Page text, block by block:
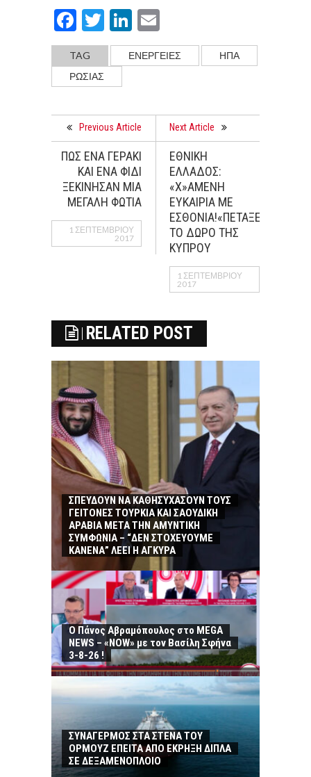
Facebook
TwitterLinkedIn
TAG ΕΝΕΡΓΕΙΕΣ
ΗΠΑ
ΡΩΣΙΑΣ
Previous Article
ΠΩΣ ΕΝΑ ΓΕΡΑΚΙ
ΚΑΙ ΕΝΑ ΦΙΔΙ
ΞΕΚΙΝΗΣΑΝ ΜΙΑ
ΜΕΓΑΛΗ ΦΩΤΙΑ
1 ΣΕΠΤΕΜΒΡΊΟΥ
2017
Next Article
ΕΘΝΙΚΗ
ΕΛΛΑΔΟΣ:
«Χ»ΑΜΕΝΗ
ΕΥΚΑΙΡΙΑ ΜΕ
ΕΣΘΟΝΙΑ!«ΠΕΤΑΞΕ»
ΤΟ ΔΩΡΟ ΤΗΣ
ΚΥΠΡΟΥ
1 ΣΕΠΤΕΜΒΡΊΟΥ
2017
RELATED POST
ΣΠΕΥΔΟΥΝ ΝΑ ΚΑΘΗΣΥΧΑΣΟΥΝ ΤΟΥΣ
ΓΕΙΤΟΝΕΣ ΤΟΥΡΚΙΑ ΚΑΙ ΣΑΟΥΔΙΚΗ
ΑΡΑΒΙΑ ΜΕΤΑ ΤΗΝ ΑΜΥΝΤΙΚΗ
ΣΥΜΦΩΝΙΑ – “ΔΕΝ ΣΤΟΧΕΥΟΥΜΕ
ΚΑΝΕΝΑ” ΛΕΕΙ Η ΑΓΚΥΡΑ
Ο Πάνος Αβραμόπουλος στο MEGA
NEWS – «NOW» με τον Βασίλη Σφήνα
3-8-26 !
ΣΥΝΑΓΕΡΜΟΣ ΣΤΑ ΣΤΕΝΑ ΤΟΥ
ΟΡΜΟΥΖ ΕΠΕΙΤΑ ΑΠΟ ΕΚΡΗΞΗ ΔΙΠΛΑ
ΣΕ ΔΕΞΑΜΕΝΟΠΛΟΙΟ